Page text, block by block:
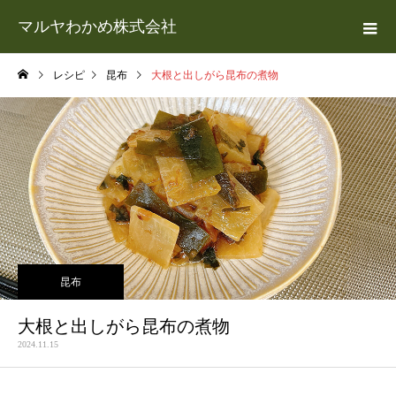
マルヤわかめ株式会社
レシピ 昆布 大根と出しがら昆布の煮物
昆布
大根と出しがら昆布の煮物
2024.11.15